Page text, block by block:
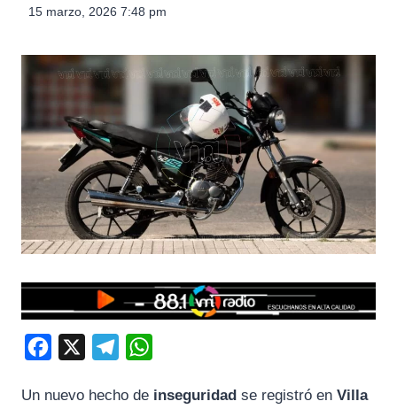
15 marzo, 2026 7:48 pm
c
l
a
Un nuevo hecho de inseguridad se registró en Villa